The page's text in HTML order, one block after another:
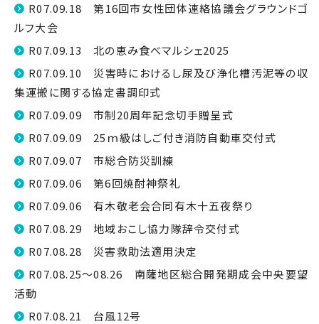
R07.09.18 第16回市女性団体連絡協議会グラウンドゴ
ルフ大会
R07.09.13 北の恵み食べマルシェ2025
R07.09.10 災害時におけるし尿及び浄化槽汚泥等の収
集運搬に関する協定書調印式
R07.09.09 市制20周年記念切手贈呈式
R07.09.09 25ｍ級はしご付き消防自動車交付式
R07.09.07 市総合防災訓練
R07.09.06 第6回焼酎神祭礼
R07.09.06 有木敬老会合同有木十五夜祭り
R07.08.29 地域おこし協力隊辞令交付式
R07.08.28 災害救助法適用決定
R07.08.25～08.26 南薩地区総合開発期成会中央要望
活動
R07.08.21 台風12号